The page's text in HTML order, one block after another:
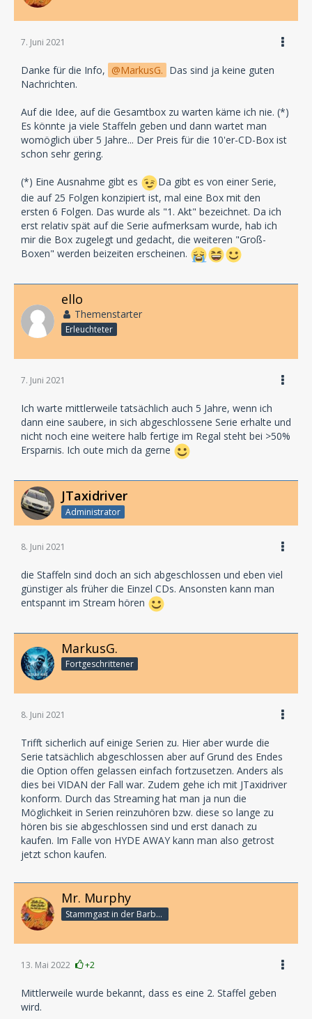
7. Juni 2021
Danke für die Info, MarkusG. Das sind ja keine guten
Nachrichten.
Auf die Idee, auf die Gesamtbox zu warten käme ich nie. (*)
Es könnte ja viele Staffeln geben und dann wartet man
womöglich über 5 Jahre... Der Preis für die 10'er-CD-Box ist
schon sehr gering.
(*) Eine Ausnahme gibt es
Da gibt es von einer Serie,
die auf 25 Folgen konzipiert ist, mal eine Box mit den
ersten 6 Folgen. Das wurde als "1. Akt" bezeichnet. Da ich
erst relativ spät auf die Serie aufmerksam wurde, hab ich
mir die Box zugelegt und gedacht, die weiteren "Groß-
Boxen" werden beizeiten erscheinen.
ello
Themenstarter
Erleuchteter
7. Juni 2021
Ich warte mittlerweile tatsächlich auch 5 Jahre, wenn ich
dann eine saubere, in sich abgeschlossene Serie erhalte und
nicht noch eine weitere halb fertige im Regal steht bei >50%
Ersparnis. Ich oute mich da gerne
JTaxidriver
Administrator
8. Juni 2021
die Staffeln sind doch an sich abgeschlossen und eben viel
günstiger als früher die Einzel CDs. Ansonsten kann man
entspannt im Stream hören
MarkusG.
Fortgeschrittener
8. Juni 2021
Trifft sicherlich auf einige Serien zu. Hier aber wurde die
Serie tatsächlich abgeschlossen aber auf Grund des Endes
die Option offen gelassen einfach fortzusetzen. Anders als
dies bei VIDAN der Fall war. Zudem gehe ich mit JTaxidriver
konform. Durch das Streaming hat man ja nun die
Möglichkeit in Serien reinzuhören bzw. diese so lange zu
hören bis sie abgeschlossen sind und erst danach zu
kaufen. Im Falle von HYDE AWAY kann man also getrost
jetzt schon kaufen.
Mr. Murphy
Stammgast in der Barbarabar
13. Mai 2022 +2
Mittlerweile wurde bekannt, dass es eine 2. Staffel geben
wird.